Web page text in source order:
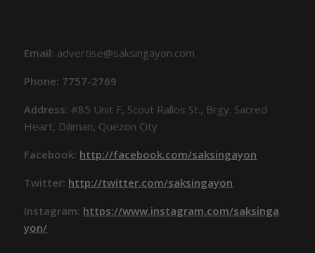
Email: advertise@saksingayon.com
Phone: 7757-2769
Address:#85 Unit F, Scout Rallos St., Brgy. Sacred
Heart, Diliman, Quezon City
Facebook: http://facebook.com/saksingayon
Twitter: http://twitter.com/saksingayon
Instagram: https://www.instagram.com/saksinga
yon/